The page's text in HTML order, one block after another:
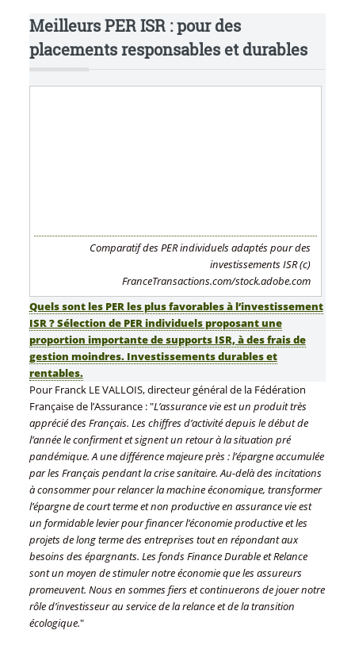
Meilleurs PER ISR : pour des
placements responsables et durables
Comparatif des PER individuels adaptés pour des
investissements ISR (c)
FranceTransactions.com/stock.adobe.com
Quels sont les PER les plus favorables à l’investissement
ISR ? Sélection de PER individuels proposant une
proportion importante de supports ISR, à des frais de
gestion moindres. Investissements durables et
rentables.
Pour Franck LE VALLOIS, directeur général de la Fédération
Française de l’Assurance : "L’assurance vie est un produit très
apprécié des Français. Les chiffres d’activité depuis le début de
l’année le confirment et signent un retour à la situation pré
pandémique. A une différence majeure près : l’épargne accumulée
par les Français pendant la crise sanitaire. Au-delà des incitations
à consommer pour relancer la machine économique, transformer
l’épargne de court terme et non productive en assurance vie est
un formidable levier pour financer l’économie productive et les
projets de long terme des entreprises tout en répondant aux
besoins des épargnants. Les fonds Finance Durable et Relance
sont un moyen de stimuler notre économie que les assureurs
promeuvent. Nous en sommes fiers et continuerons de jouer notre
rôle d’investisseur au service de la relance et de la transition
écologique."